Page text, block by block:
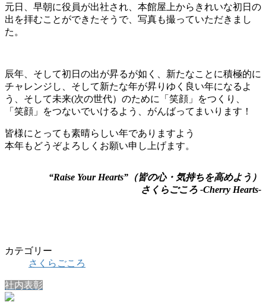
元日、早朝に役員が出社され、本館屋上からきれいな初日の
出を拝むことができたそうで、写真も撮っていただきまし
た。
辰年、そして初日の出が昇るが如く、新たなことに積極的に
チャレンジし、そして新たな年が昇りゆく良い年になるよ
う、そして未来(次の世代）のために「笑顔」をつくり、
「笑顔」をつないでいけるよう、がんばってまいります！
皆様にとっても素晴らしい年でありますよう
本年もどうぞよろしくお願い申し上げます。
“Raise Your Hearts”（皆の心・気持ちを高めよう）
さくらごころ -Cherry Hearts-
カテゴリー
さくらごころ
社内表彰